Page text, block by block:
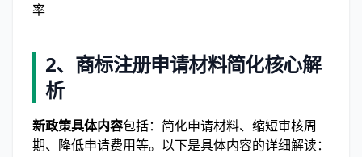
率
2、商标注册申请材料简化核心解
析
新政策具体内容包括：简化申请材料、缩短审核周
期、降低申请费用等。以下是具体内容的详细解读：